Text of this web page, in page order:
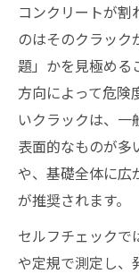
コンクリートが
のはそのクラック
題」かを見極める
方向によって危険
いクラックは、一
表面的なものが多
や、基礎全体に広
が推奨されます。
セルフチェックで
や定規で測定し、